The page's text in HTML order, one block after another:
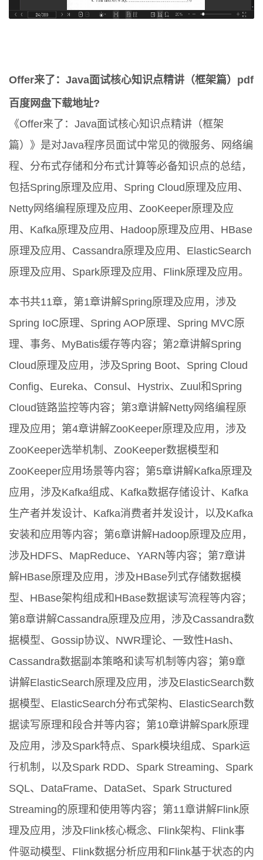
Offer来了：Java面试核心知识点精讲（框架篇）pdf
百度网盘下载地址?
《Offer来了：Java面试核心知识点精讲（框架
篇）》是对Java程序员面试中常见的微服务、网络编
程、分布式存储和分布式计算等必备知识点的总结，
包括Spring原理及应用、Spring Cloud原理及应用、
Netty网络编程原理及应用、ZooKeeper原理及应
用、Kafka原理及应用、Hadoop原理及应用、HBase
原理及应用、Cassandra原理及应用、ElasticSearch
原理及应用、Spark原理及应用、Flink原理及应用。
本书共11章，第1章讲解Spring原理及应用，涉及
Spring IoC原理、Spring AOP原理、Spring MVC原
理、事务、MyBatis缓存等内容；第2章讲解Spring
Cloud原理及应用，涉及Spring Boot、Spring Cloud
Config、Eureka、Consul、Hystrix、Zuul和Spring
Cloud链路监控等内容；第3章讲解Netty网络编程原
理及应用；第4章讲解ZooKeeper原理及应用，涉及
ZooKeeper选举机制、ZooKeeper数据模型和
ZooKeeper应用场景等内容；第5章讲解Kafka原理及
应用，涉及Kafka组成、Kafka数据存储设计、Kafka
生产者并发设计、Kafka消费者并发设计，以及Kafka
安装和应用等内容；第6章讲解Hadoop原理及应用，
涉及HDFS、MapReduce、YARN等内容；第7章讲
解HBase原理及应用，涉及HBase列式存储数据模
型、HBase架构组成和HBase数据读写流程等内容；
第8章讲解Cassandra原理及应用，涉及Cassandra数
据模型、Gossip协议、NWR理论、一致性Hash、
Cassandra数据副本策略和读写机制等内容；第9章
讲解ElasticSearch原理及应用，涉及ElasticSearch数
据模型、ElasticSearch分布式架构、ElasticSearch数
据读写原理和段合并等内容；第10章讲解Spark原理
及应用，涉及Spark特点、Spark模块组成、Spark运
行机制，以及Spark RDD、Spark Streaming、Spark
SQL、DataFrame、DataSet、Spark Structured
Streaming的原理和使用等内容；第11章讲解Flink原
理及应用，涉及Flink核心概念、Flink架构、Flink事
件驱动模型、Flink数据分析应用和Flink基于状态的内